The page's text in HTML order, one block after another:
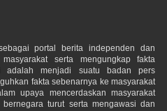
portal berita independen dan
serta mengungkap fakta
menjadi suatu badan pers
fakta sebenarnya ke masyarakat
upaya mencerdaskan masyarakat
turut serta mengawasi dan